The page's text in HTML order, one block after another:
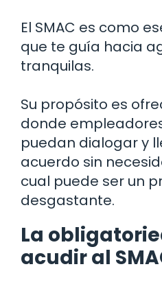
El SMAC es como
que te guía hacia
tranquilas.
Su propósito es
donde
puedan dialogar y
acuerdo sin
cual puede ser un
desgastante.
La
acudir al